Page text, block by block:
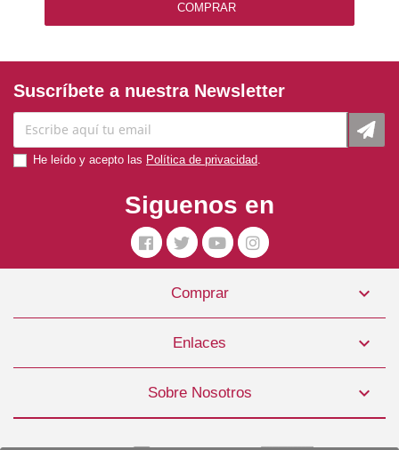
COMPRAR
Tratamiento Nutriderm Equino 250 Ml. König
44,99 €
COMPRAR
Suscríbete a nuestra Newsletter
He leído y acepto las Política de privacidad
Siguenos en
Comprar 
Enlaces 
Sobre Nosotros 